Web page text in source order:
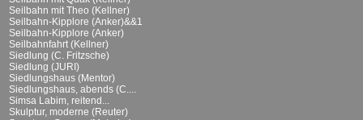
Seilbahn mit Theo (Kellner)
Seilbahn-Kipplore (Anker)&&1
Seilbahn-Kipplore (Anker)
Seilbahnfahrt (Kellner)
Siedlung (C. Fritzsche)
Siedlung (JURI)
Siedlungshaus (Mentor)
Siedlungshaus, abends (C....
Simsa Labim, reitend...
Skulptur, moderne (Reuter)